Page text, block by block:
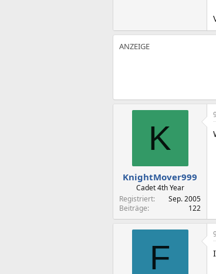
K
KnightMover999
Cadet 4th Year
Registriert
Sep. 2005
Beiträge
122
F